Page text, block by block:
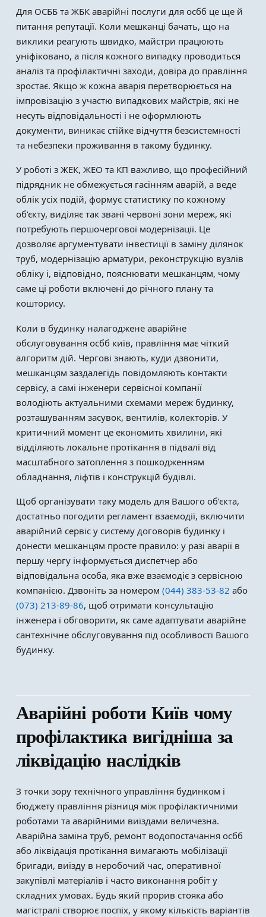
Для ОСББ та ЖБК аварійні послуги для осбб це ще й
питання репутації. Коли мешканці бачать, що на
виклики реагують швидко, майстри працюють
уніфіковано, а після кожного випадку проводиться
аналіз та профілактичні заходи, довіра до правління
зростає. Якщо ж кожна аварія перетворюється на
імпровізацію з участю випадкових майстрів, які не
несуть відповідальності і не оформлюють
документи, виникає стійке відчуття безсистемності
та небезпеки проживання в такому будинку.
У роботі з ЖЕК, ЖЕО та КП важливо, що професійний
підрядник не обмежується гасінням аварій, а веде
облік усіх подій, формує статистику по кожному
об’єкту, виділяє так звані червоні зони мереж, які
потребують першочергової модернізації. Це
дозволяє аргументувати інвестиції в заміну ділянок
труб, модернізацію арматури, реконструкцію вузлів
обліку і, відповідно, пояснювати мешканцям, чому
саме ці роботи включені до річного плану та
кошторису.
Коли в будинку налагоджене аварійне
обслуговування осбб київ, правління має чіткий
алгоритм дій. Чергові знають, куди дзвонити,
мешканцям заздалегідь повідомляють контакти
сервісу, а самі інженери сервісної компанії
володіють актуальними схемами мереж будинку,
розташуванням засувок, вентилів, колекторів. У
критичний момент це економить хвилини, які
відділяють локальне протікання в підвалі від
масштабного затоплення з пошкодженням
обладнання, ліфтів і конструкцій будівлі.
Щоб організувати таку модель для Вашого об’єкта,
достатньо погодити регламент взаємодії, включити
аварійний сервіс у систему договорів будинку і
донести мешканцям просте правило: у разі аварії в
першу чергу інформується диспетчер або
відповідальна особа, яка вже взаємодіє з сервісною
компанією. Дзвоніть за номером (044) 383-53-82 або
(073) 213-89-86, щоб отримати консультацію
інженера і обговорити, як саме адаптувати аварійне
сантехнічне обслуговування під особливості Вашого
будинку.
Аварійні роботи Київ чому
профілактика вигідніша за
ліквідацію наслідків
З точки зору технічного управління будинком і
бюджету правління різниця між профілактичними
роботами та аварійними виїздами величезна.
Аварійна заміна труб, ремонт водопостачання осбб
або ліквідація протікання вимагають мобілізації
бригади, виїзду в неробочий час, оперативної
закупівлі матеріалів і часто виконання робіт у
складних умовах. Будь який прорив стояка або
магістралі створює поспіх, у якому кількість варіантів